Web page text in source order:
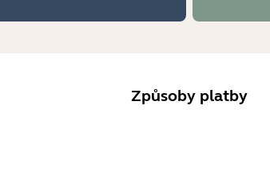
Způsoby platby